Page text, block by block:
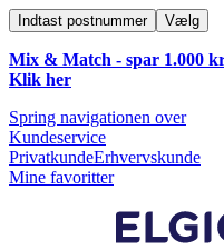
Indtast postnummer Vælg
Mix & Match - spar 1.000
Klik her
Spring navigationen over
Kundeservice
PrivatkundeErhvervskunde
Mine favoritter